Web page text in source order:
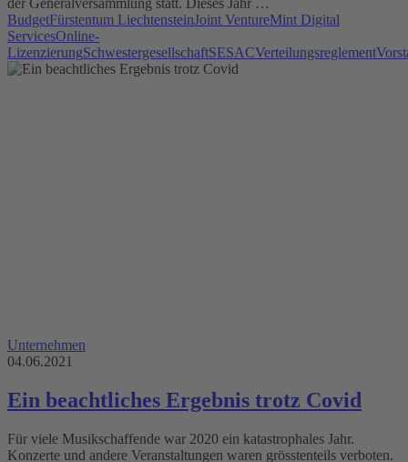
der Generalversammlung statt. Dieses Jahr …
BudgetFürstentum LiechtensteinJoint VentureMint Digital
ServicesOnline-
LizenzierungSchwestergesellschaftSESACVerteilungsreglement
Unternehmen
04.06.2021
Ein beachtliches Ergebnis trotz Covid
Für viele Musikschaffende war 2020 ein katastrophales Jahr.
Konzerte und andere Veranstaltungen waren grösstenteils verboten.